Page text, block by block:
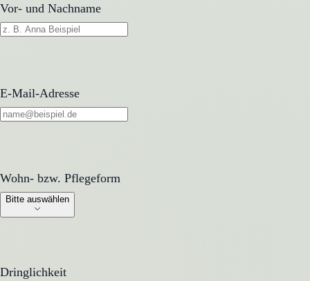
Vor- und Nachname
E-Mail-Adresse
Wohn- bzw. Pflegeform
Wohn- bzw. Pflegeform
Bitte auswählen
Dringlichkeit
Dringlichkeit